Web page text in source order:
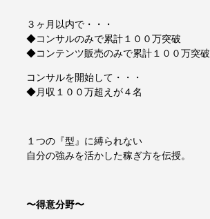
３ヶ月以内で・・・
◆コンサルのみで累計１００万突破
◆コンテンツ販売のみで累計１００万突破
コンサルを開始して・・・
◆月収１００万超えが４名
１つの『型』に縛られない
自分の強みを活かした稼ぎ方を伝授。
〜得意分野〜